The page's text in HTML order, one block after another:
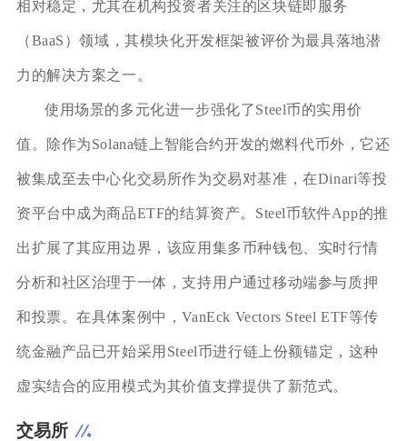
相对稳定，尤其在机构投资者关注的区块链即服务
（BaaS）领域，其模块化开发框架被评价为最具落地潜
力的解决方案之一。
使用场景的多元化进一步强化了Steel币的实用价
值。除作为Solana链上智能合约开发的燃料代币外，它还
被集成至去中心化交易所作为交易对基准，在Dinari等投
资平台中成为商品ETF的结算资产。Steel币软件App的推
出扩展了其应用边界，该应用集多币种钱包、实时行情
分析和社区治理于一体，支持用户通过移动端参与质押
和投票。在具体案例中，VanEck Vectors Steel ETF等传
统金融产品已开始采用Steel币进行链上份额锚定，这种
虚实结合的应用模式为其价值支撑提供了新范式。
交易所